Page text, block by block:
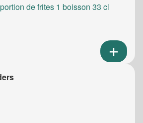
de frites 1 boisson 33 cl